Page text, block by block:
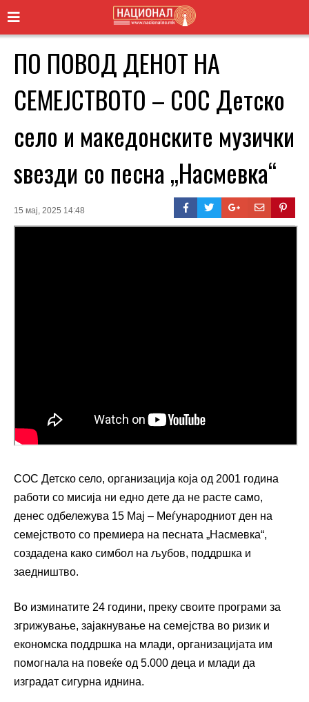
ПО ПОВОД ДЕНОТ НА
СЕМЕЈСТВОТО – СОС Детско
село и македонските музички
ѕвезди со песна „Насмевка“
15 мај, 2025 14:48
СОС Детско село, организација која од 2001 година
работи со мисија ни едно дете да не расте само,
денес одбележува 15 Мај – Меѓународниот ден на
семејството со премиера на песната „Насмевка“,
создадена како симбол на љубов, поддршка и
заедништво.
Во изминатите 24 години, преку своите програми за
згрижување, зајакнување на семејства во ризик и
економска поддршка на млади, организацијата им
помогнала на повеќе од 5.000 деца и млади да
изградат сигурна иднина.